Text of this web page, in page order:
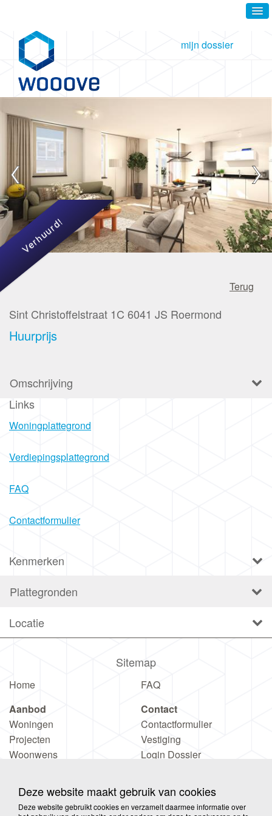
Deze website maakt gebruik van cookies
Deze website gebruikt cookies en verzamelt daarmee informatie over
mijn dossier
Verhuurd!
Terug
Sint Christoffelstraat 1C 6041 JS Roermond
Huurprijs
Omschrijving
Links
Woningplattegrond
Verdiepingsplattegrond
FAQ
Contactformulier
Kenmerken
Plattegronden
Locatie
Sitemap
Home
Aanbod
Woningen
Projecten
Woonwens
FAQ
Contact
Contactformulier
Vestiging
Login Dossier